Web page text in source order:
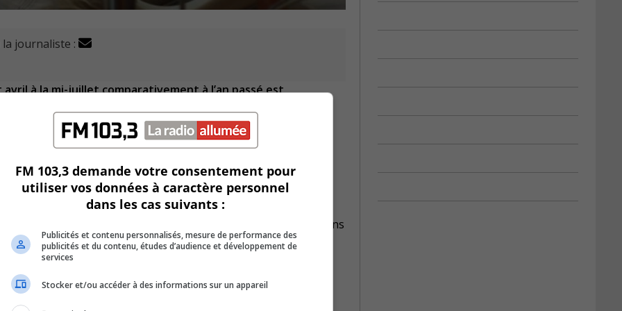
journaliste :
à la mi-juillet comparativement à l’an passé est
en place, selon l’agente d’information au CISSS de la
à 116% à l’hôpital Charles-Le Moyne et à 157% à
à l’urgence est, entre autres, le report des consultations
lorsque le nombre de cas de COVID était très élevé au
Est, Catherine Domingue, arrive au même constat.
FM 103,3 demande votre consentement pour
utiliser vos données à caractère personnel
dans les cas suivants :
Publicités et contenu personnalisés, mesure de performance des
publicités et du contenu, études d’audience et développement de
services
Stocker et/ou accéder à des informations sur un appareil